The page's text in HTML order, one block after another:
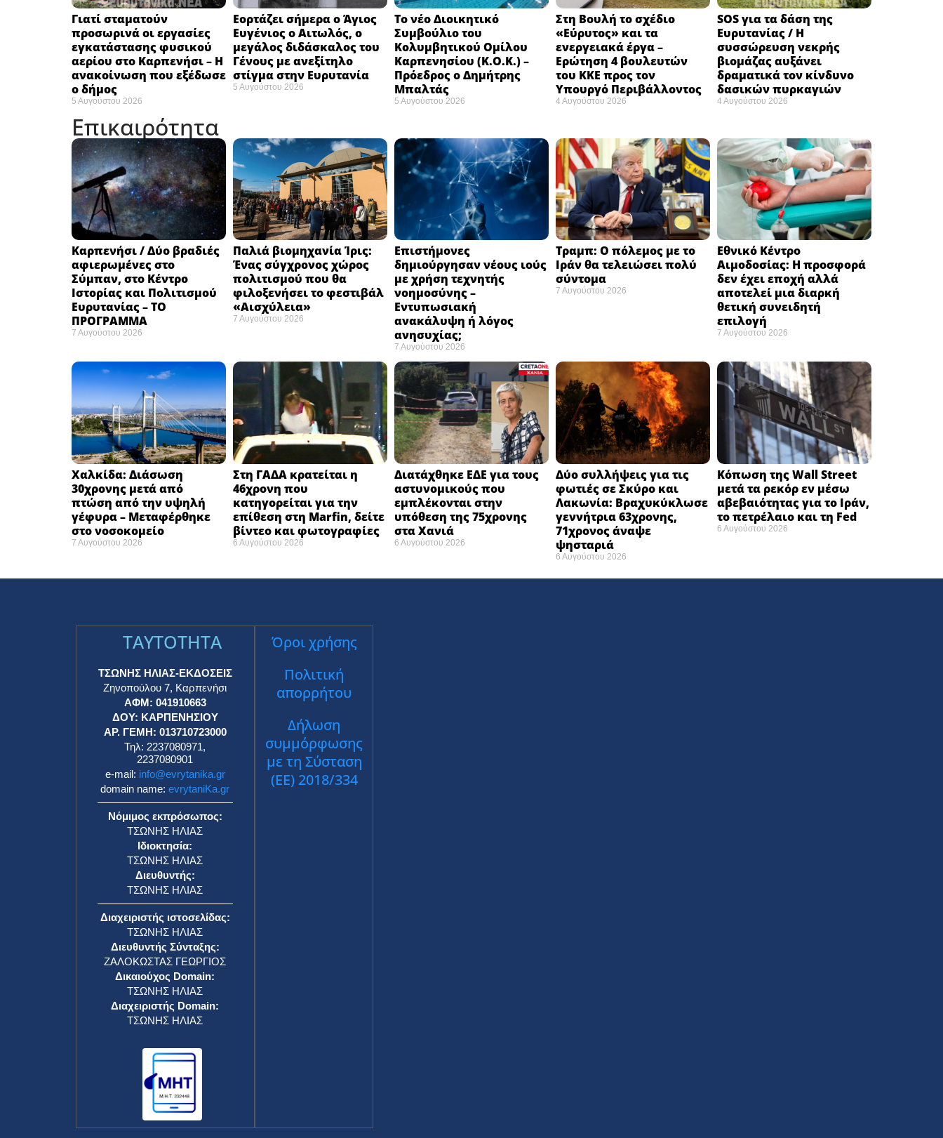
Γιατί σταματούν
προσωρινά οι εργασίες
εγκατάστασης φυσικού
αερίου στο Καρπενήσι – Η
ανακοίνωση που εξέδωσε
ο δήμος
5 Αυγούστου 2026
Εορτάζει σήμερα ο Άγιος
Ευγένιος ο Αιτωλός, ο
μεγάλος διδάσκαλος του
Γένους με ανεξίτηλο
στίγμα στην Ευρυτανία
5 Αυγούστου 2026
Το νέο Διοικητικό
Συμβούλιο του
Κολυμβητικού Ομίλου
Καρπενησίου (Κ.Ο.Κ.) –
Πρόεδρος ο Δημήτρης
Μπαλτάς
5 Αυγούστου 2026
Στη Βουλή το σχέδιο
«Εύρυτος» και τα
ενεργειακά έργα –
Ερώτηση 4 βουλευτών
του ΚΚΕ προς τον
Υπουργό Περιβάλλοντος
4 Αυγούστου 2026
SOS για τα δάση της
Ευρυτανίας / Η
συσσώρευση νεκρής
βιομάζας αυξάνει
δραματικά τον κίνδυνο
δασικών πυρκαγιών
4 Αυγούστου 2026
Επικαιρότητα
Καρπενήσι / Δύο βραδιές
αφιερωμένες στο
Σύμπαν, στο Κέντρο
Ιστορίας και Πολιτισμού
Ευρυτανίας – ΤΟ
ΠΡΟΓΡΑΜΜΑ
7 Αυγούστου 2026
Παλιά βιομηχανία Ίρις:
Ένας σύγχρονος χώρος
πολιτισμού που θα
φιλοξενήσει το φεστιβάλ
«Αισχύλεια» ​
7 Αυγούστου 2026
Επιστήμονες
δημιούργησαν νέους ιούς
με χρήση τεχνητής
νοημοσύνης –
Εντυπωσιακή
ανακάλυψη ή λόγος
ανησυχίας; ​
7 Αυγούστου 2026
Τραμπ: Ο πόλεμος με το
Ιράν θα τελειώσει πολύ
σύντομα ​
7 Αυγούστου 2026
Εθνικό Κέντρο
Αιμοδοσίας: H προσφορά
δεν έχει εποχή αλλά
αποτελεί μια διαρκή
θετική συνειδητή
επιλογή ​
7 Αυγούστου 2026
Χαλκίδα: Διάσωση
30χρονης μετά από
πτώση από την υψηλή
γέφυρα – Μεταφέρθηκε
στο νοσοκομείο ​
7 Αυγούστου 2026
Στη ΓΑΔΑ κρατείται η
46χρονη που
κατηγορείται για την
επίθεση στη Marfin, δείτε
βίντεο και φωτογραφίες
6 Αυγούστου 2026
Διατάχθηκε ΕΔΕ για τους
αστυνομικούς που
εμπλέκονται στην
υπόθεση της 75χρονης
στα Χανιά
6 Αυγούστου 2026
Δύο συλλήψεις για τις
φωτιές σε Σκύρο και
Λακωνία: Βραχυκύκλωσε
γεννήτρια 63χρονης,
71χρονος άναψε
ψησταριά
6 Αυγούστου 2026
Κόπωση της Wall Street
μετά τα ρεκόρ εν μέσω
αβεβαιότητας για το Ιράν,
το πετρέλαιο και τη Fed
6 Αυγούστου 2026
TAYTOTHTA
ΤΣΩΝΗΣ ΗΛΙΑΣ-ΕΚΔΟΣΕΙΣ
Ζηνοπούλου 7, Καρπενήσι
ΑΦΜ: 041910663
ΔΟΥ: ΚΑΡΠΕΝΗΣΙΟΥ
ΑΡ. ΓΕΜΗ: 013710723000
Τηλ: 2237080971,
2237080901
e-mail: info@evrytanika.gr
domain name:evrytaniKa.gr
Νόμιμος εκπρόσωπος:
ΤΣΩΝΗΣ ΗΛΙΑΣ
Ιδιοκτησία:
ΤΣΩΝΗΣ ΗΛΙΑΣ
Διευθυντής:
ΤΣΩΝΗΣ ΗΛΙΑΣ
Διαχειριστής ιστοσελίδας:
ΤΣΩΝΗΣ ΗΛΙΑΣ
Διευθυντής Σύνταξης:
ΖΑΛΟΚΩΣΤΑΣ ΓΕΩΡΓΙΟΣ
Δικαιούχος Domain:
ΤΣΩΝΗΣ ΗΛΙΑΣ
Διαχειριστής Domain:
ΤΣΩΝΗΣ ΗΛΙΑΣ
Όροι χρήσης
Πολιτική
απορρήτου
Δήλωση
συμμόρφωσης
με τη Σύσταση
(ΕΕ) 2018/334